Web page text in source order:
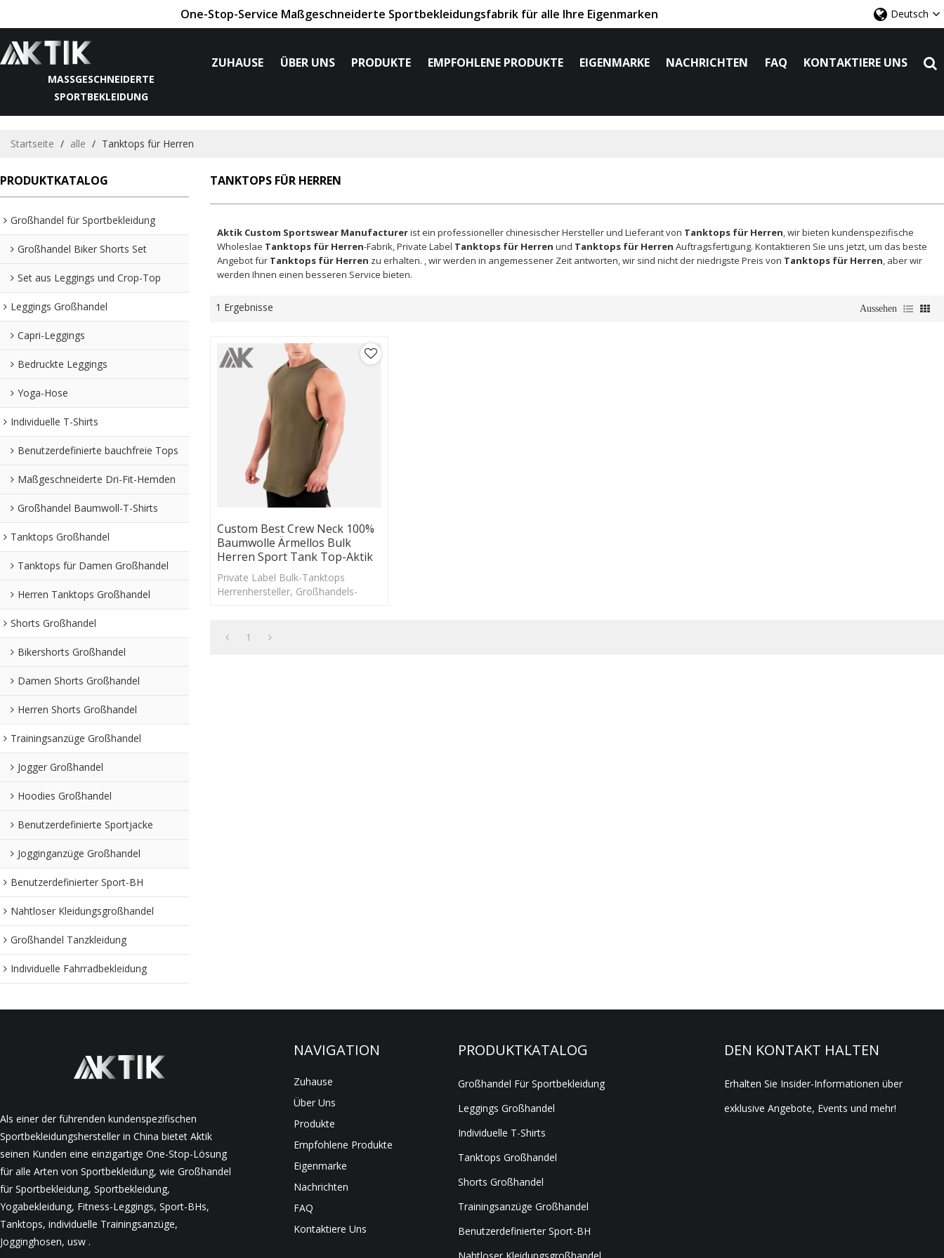
One-Stop-Service Maßgeschneiderte Sportbekleidungsfabrik für alle Ihre Eigenmarken Deutsch
MASSGESCHNEIDERTE S
PORTBEKLEIDUNG
ZUHAUSE ÜBER UNS PRODUKTE EMPFOHLENE PRODUKTE EIGENMARKE NACHRICHTEN FAQ KONTAKTIERE UNS
Startseite / alle / Tanktops für Herren
PRODUKTKATALOG
Großhandel für Sportbekleidung
Großhandel Biker Shorts Set
Set aus Leggings und Crop-Top
Leggings Großhandel
Capri-Leggings
Bedruckte Leggings
Yoga-Hose
Individuelle T-Shirts
Benutzerdefinierte bauchfreie Tops
Maßgeschneiderte Dri-Fit-Hemden
Großhandel Baumwoll-T-Shirts
Tanktops Großhandel
Tanktops für Damen Großhandel
Herren Tanktops Großhandel
Shorts Großhandel
Bikershorts Großhandel
Damen Shorts Großhandel
Herren Shorts Großhandel
Trainingsanzüge Großhandel
Jogger Großhandel
Hoodies Großhandel
Benutzerdefinierte Sportjacke
Jogginganzüge Großhandel
Benutzerdefinierter Sport-BH
Nahtloser Kleidungsgroßhandel
Großhandel Tanzkleidung
Individuelle Fahrradbekleidung
TANKTOPS FÜR HERREN
Aktik Custom Sportswear Manufacturerist ein professioneller chinesischer Hersteller und Lieferant von Tanktops für Herren, wir bieten kundenspezifische
Wholeslae Tanktops für Herren-Fabrik, Private Label Tanktops für Herren und Tanktops für Herren Auftragsfertigung. Kontaktieren Sie uns jetzt, um das beste
Angebot für Tanktops für Herren zu erhalten. , wir werden in angemessener Zeit antworten, wir sind nicht der niedrigste Preis von Tanktops für Herren, aber wir
werden Ihnen einen besseren Service bieten.
1 Ergebnisse Aussehen
Custom Best Crew Neck 100%
Baumwolle Ärmellos Bulk
Herren Sport Tank Top-Aktik
Private Label Bulk-Tanktops
Herrenhersteller, Großhandels-
Sti
1
Als einer der führenden kundenspezifischen
Sportbekleidungshersteller in China bietet Aktik
seinen Kunden eine einzigartige One-Stop-Lösung
für alle Arten von Sportbekleidung, wie Großhandel
für Sportbekleidung, Sportbekleidung,
Yogabekleidung, Fitness-Leggings, Sport-BHs,
Tanktops, individuelle Trainingsanzüge,
Jogginghosen, usw .
NAVIGATION
Zuhause
Über Uns
Produkte
Empfohlene Produkte
Eigenmarke
Nachrichten
FAQ
Kontaktiere Uns
PRODUKTKATALOG
Großhandel Für Sportbekleidung
Leggings Großhandel
Individuelle T-Shirts
Tanktops Großhandel
Shorts Großhandel
Trainingsanzüge Großhandel
Benutzerdefinierter Sport-BH
DEN KONTAKT HALTEN
Erhalten Sie Insider-Informationen über
exklusive Angebote, Events und mehr!